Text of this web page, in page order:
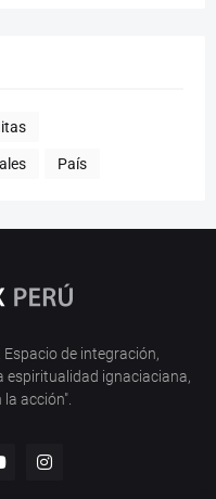
País
de integración,
espiritualidad ignaciaciana,
acción".